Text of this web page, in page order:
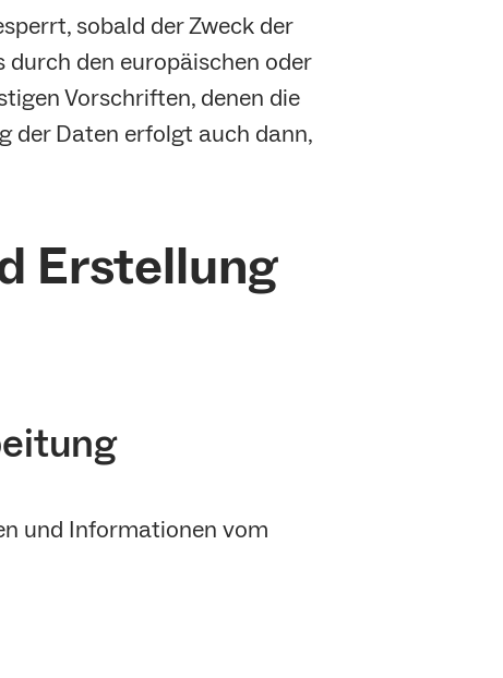
sobald der Zweck der
durch den europäischen oder
Vorschriften, denen die
der Daten erfolgt auch dann,
Erstellung
und Informationen vom